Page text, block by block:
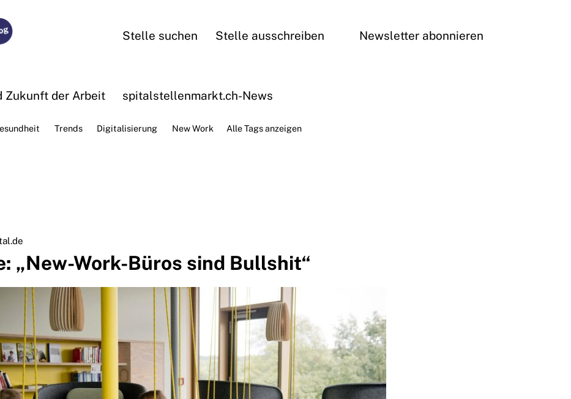
Stelle ausschreiben
Stelle suchen Newsletter abonnieren
Zukunft der Arbeit spitalstellenmarkt.ch-News
Trends Digitalisierung New Work Alle Tags anzeigen
„New-Work-Büros sind Bullshit“